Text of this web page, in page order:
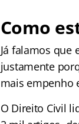
Como
Já falamos que
justamente
mais empenho
O Direito Civil